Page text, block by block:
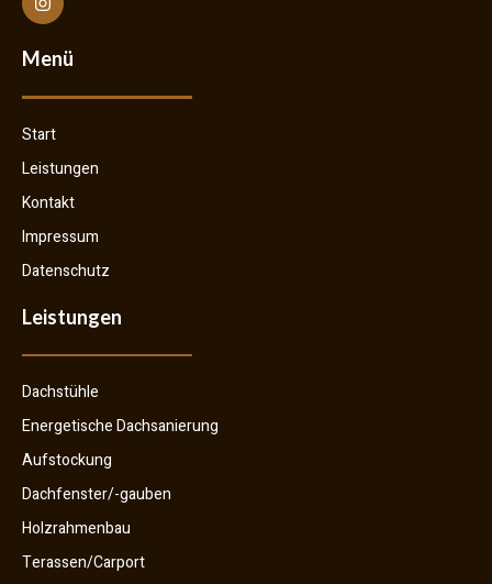
Menü
Start
Leistungen
Kontakt
Impressum
Datenschutz
Leistungen
Dachstühle
Energetische Dachsanierung
Aufstockung
Dachfenster/-gauben
Holzrahmenbau
Terassen/Carport